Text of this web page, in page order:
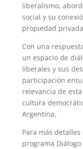
liberalismo,
social y su
propiedad
Con una
un espacio de
liberales y sus
participación
relevancia de
cultura
Argentina.
Para más
programa